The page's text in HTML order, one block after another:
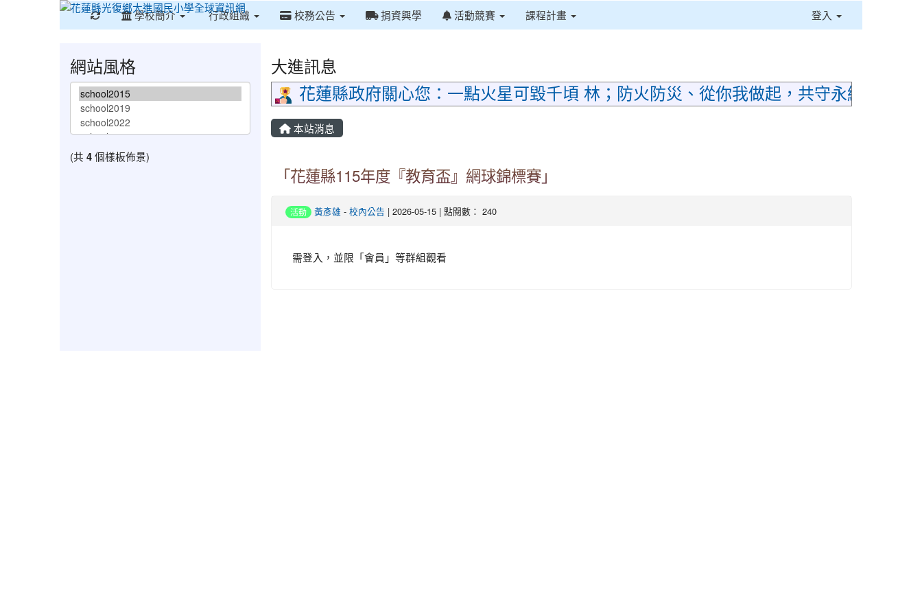
重新取得佈景設定
學校簡介 行政組織 校務公告 捐資興學 活動競賽 課程計畫 登入
大進訊息
花蓮縣政府關心您：一點火星可毀千頃 林；防火防災、從你我做起，共守永續家園
本站消息
「花蓮縣115年度『教育盃』網球錦標賽」
活動 黃彥雄 - 校內公告 | 2026-05-15 | 點閱數： 240
需登入，並限「會員」等群組觀看
網站風格
(共 4個樣板佈景)